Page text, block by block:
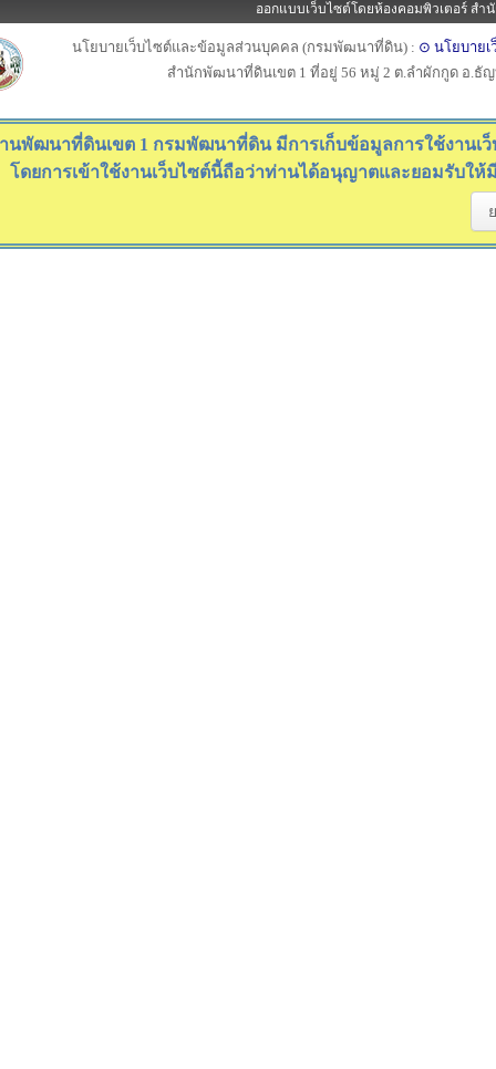
ออกแบบเว็บไซต์โดยห้องคอมพิวเตอร์ ส
นโยบายเว็บไซต์และข้อมูลส่วนบุคคล (กรมพัฒนาที่ดิน) : ⊙ นโยบายเ
สำนักพัฒนาที่ดินเขต 1 ที่อยู่ 56 หมู่ 2 ต.ลำผักกูด อ.ธั
นพัฒนาที่ดินเขต 1 กรมพัฒนาที่ดิน มีการเก็บข้อมูลการใช้งานเ
โดยการเข้าใช้งานเว็บไซต์นี้ถือว่าท่านได้อนุญาตและยอมรับ